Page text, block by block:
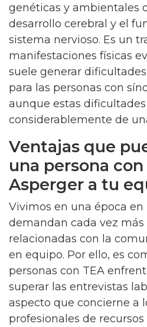
genéticas y ambientales
desarrollo cerebral y el
sistema nervioso. Es un
manifestaciones físicas
suele generar
para las personas con
aunque estas
considerablemente de
Ventajas que
una persona
Asperger a tu
Vivimos en una época
demandan cada vez
relacionadas con la
en equipo. Por ello, es
personas con TEA
superar las entrevistas
aspecto que concierne a
profesionales de